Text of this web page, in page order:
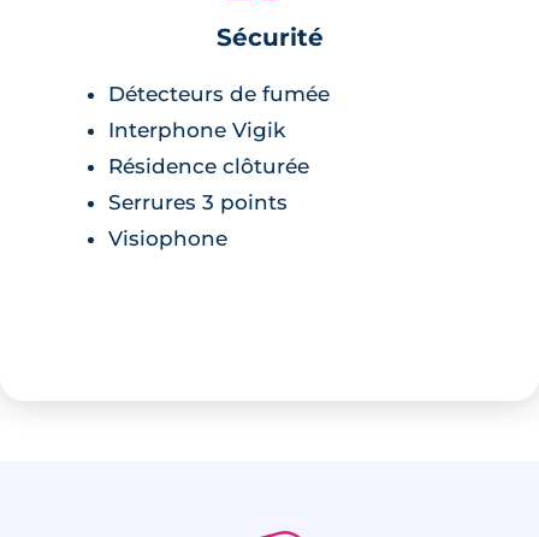
Sécurité
Détecteurs de fumée
Interphone Vigik
Résidence clôturée
Serrures 3 points
Visiophone